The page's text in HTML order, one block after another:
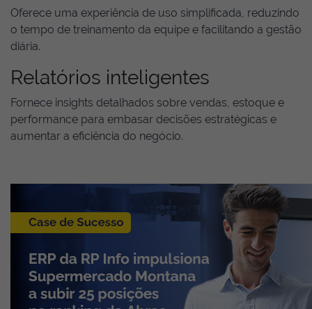
Oferece uma experiência de uso simplificada, reduzindo
o tempo de treinamento da equipe e facilitando a gestão
diária.
Relatórios inteligentes
Fornece insights detalhados sobre vendas, estoque e
performance para embasar decisões estratégicas e
aumentar a eficiência do negócio.